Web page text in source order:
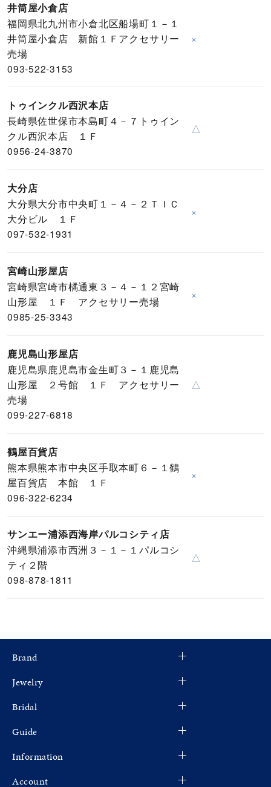
井筒屋小倉店
福岡県北九州市小倉北区船場町１－１
井筒屋小倉店 新館１Ｆアクセサリー
売場
093-522-3153
×
トゥインクル西沢本店
長崎県佐世保市本島町４－７トゥイン
クル西沢本店 １Ｆ
0956-24-3870
△
大分店
大分県大分市中央町１－４－２ＴＩＣ
大分ビル １Ｆ
097-532-1931
×
宮崎山形屋店
宮崎県宮崎市橘通東３－４－１２宮崎
山形屋 １Ｆ アクセサリー売場
0985-25-3343
×
鹿児島山形屋店
鹿児島県鹿児島市金生町３－１鹿児島
山形屋 ２号館 １Ｆ アクセサリー
売場
099-227-6818
△
鶴屋百貨店
熊本県熊本市中央区手取本町６－１鶴
屋百貨店 本館 １Ｆ
096-322-6234
×
サンエー浦添西海岸パルコシティ店
沖縄県浦添市西洲３－１－１パルコシ
ティ２階
098-878-1811
△
Brand
Jewelry
Bridal
Guide
Information
Account